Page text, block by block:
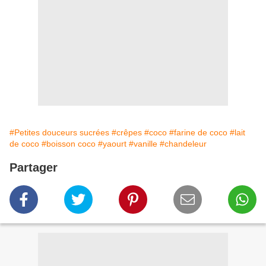
#Petites douceurs sucrées #crêpes #coco #farine de coco #lait
de coco #boisson coco #yaourt #vanille #chandeleur
Partager